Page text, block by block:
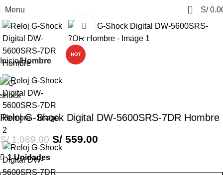
Menu 0 S/
-49%
HOT
Click to enlarge
Inicio Hombre
Reloj G-Shock Digital DW-5600SRS-7DR Hombre
S/1,089.00 S/ 559.00
1 Unidades